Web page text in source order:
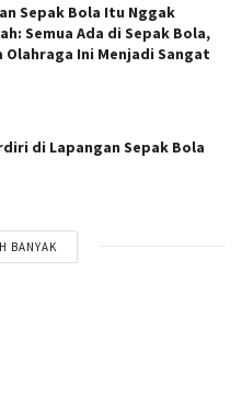
Sepak Bola Itu Nggak
Semua Ada di Sepak Bola,
Olahraga Ini Menjadi Sangat
di Lapangan Sepak Bola
BANYAK